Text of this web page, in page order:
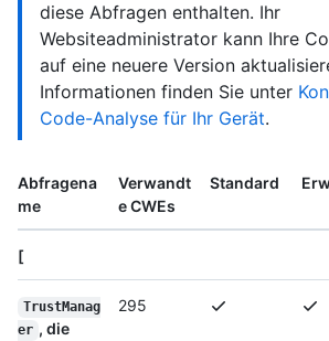
diese Abfragen enthalten. Ihr
Websiteadministrator kann Ihre
auf eine neuere Version
Informationen finden Sie unter
Code-Analyse für Ihr Gerät.
Abfragena
me
Verwandt
e CWEs
Standard
[
TrustManag
er , die
295